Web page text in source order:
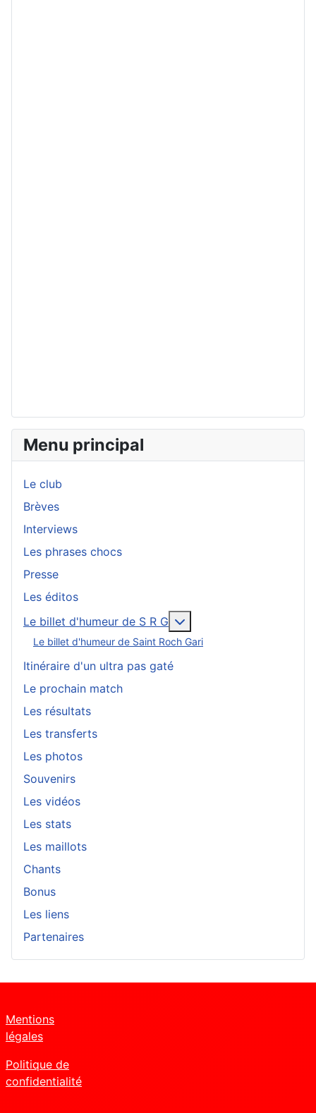
Menu principal
Le club
Brèves
Interviews
Les phrases chocs
Presse
Les éditos
Le billet d'humeur de S R G
Le billet d'humeur de Saint Roch Gari
Itinéraire d'un ultra pas gaté
Le prochain match
Les résultats
Les transferts
Les photos
Souvenirs
Les vidéos
Les stats
Les maillots
Chants
Bonus
Les liens
Partenaires
Mentions
légales
Politique de
confidentialité